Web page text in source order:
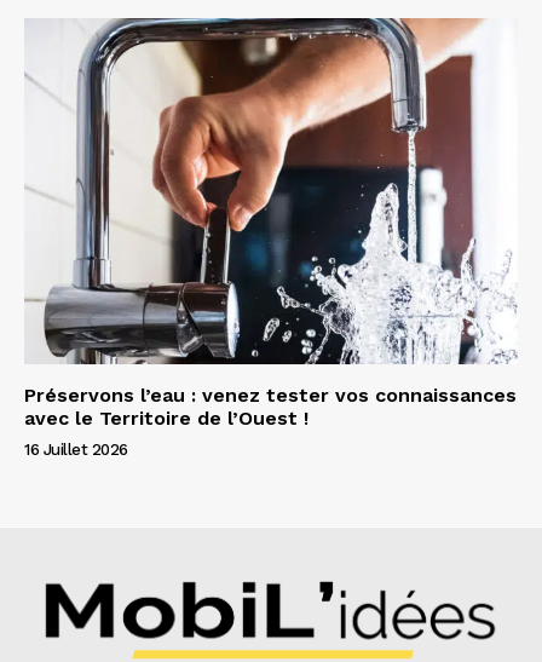
Préservons l’eau : venez tester vos connaissances
avec le Territoire de l’Ouest !
16 Juillet 2026